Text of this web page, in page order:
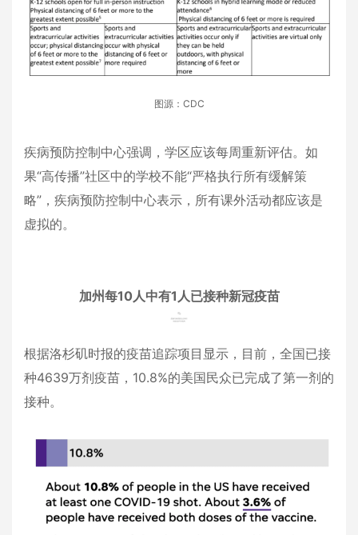
图源：CDC
疾病预防控制中心强调，学区应该每周重新评估。如
果“高传播”社区中的学校不能“严格执行所有缓解策
略”，疾病预防控制中心表示，所有课外活动都应该是
虚拟的。
加州每10人中有1人已接种新冠疫苗
根据洛杉矶时报的疫苗追踪项目显示，目前，全国已接
种4639万剂疫苗，10.8%的美国民众已完成了第一剂的
接种。